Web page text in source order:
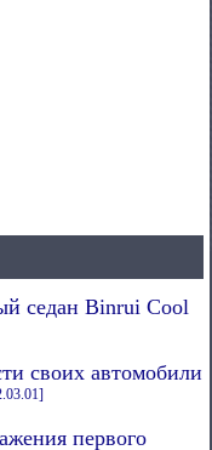
седан Binrui Cool
своих автомобили
первого